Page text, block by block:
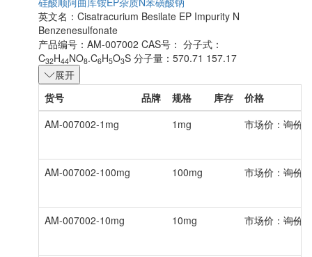
英文名： Cisatracurium Besilate EP Impurity N
Benzenesulfonate
产品编号：AM-007002 CAS号： 分子式：
C32H44NO8.C6H5O3S 分子量：570.71 157.17
展开
货号
品牌 规格 库存
价格
AM-007002-1mg
1mg 市场价： 询价
AM-007002-100mg 100mg 市场价： 询价
AM-007002-10mg 10mg 市场价： 询价